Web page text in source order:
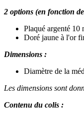
2 options (en fonction
Plaqué argenté 10
Doré jaune à l'or
Dimensions :
Diamètre de la
Les dimensions sont
Contenu du colis :